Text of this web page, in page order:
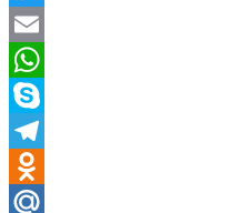
Twitter
Email
WhatsApp
Skype
Telegram
Odnoklassniki